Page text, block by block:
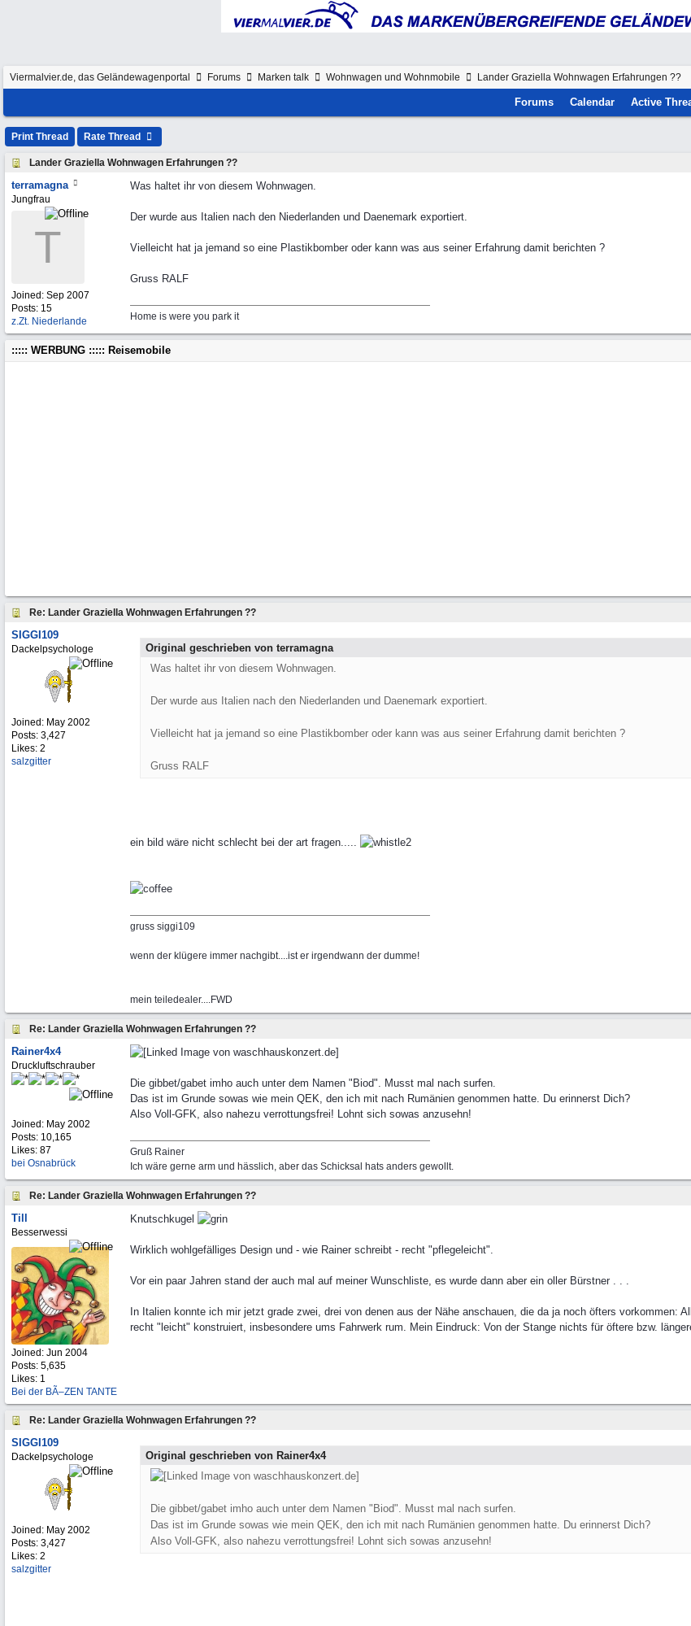
Viermalvier.de, das Geländewagenportal Forums Marken talk Wohnwagen und Wohnmobile Lander Graziella Wohnwagen Erfahrungen ??
Forums Calendar Active
Print Thread Rate Thread
Lander Graziella Wohnwagen Erfahrungen ??
terramagna
Jungfrau
T
Joined: Sep 2007
Posts: 15
z.Zt. Niederlande
Was haltet ihr von diesem Wohnwagen.
Der wurde aus Italien nach den Niederlanden und Daenemark exportiert.
Vielleicht hat ja jemand so eine Plastikbomber oder kann was aus seiner Erfahrung damit berichten ?
Gruss RALF
Home is were you park it
::::: WERBUNG ::::: Reisemobile
Re: Lander Graziella Wohnwagen Erfahrungen ??
SIGGI109
Dackelpsychologe
Joined: May 2002
Posts: 3,427
Likes: 2
salzgitter
Original geschrieben von terramagna
Was haltet ihr von diesem Wohnwagen.
Der wurde aus Italien nach den Niederlanden und Daenemark exportiert.
Vielleicht hat ja jemand so eine Plastikbomber oder kann was aus seiner Erfahrung damit berichten ?
Gruss RALF
ein bild wäre nicht schlecht bei der art fragen.....
gruss siggi109
wenn der klügere immer nachgibt....ist er irgendwann der dumme!
mein teiledealer....FWD
Re: Lander Graziella Wohnwagen Erfahrungen ??
Rainer4x4
Druckluftschrauber
Joined: May 2002
Posts: 10,165
Likes: 87
bei Osnabrück
Die gibbet/gabet imho auch unter dem Namen "Biod". Musst mal nach surfen.
Das ist im Grunde sowas wie mein QEK, den ich mit nach Rumänien genommen hatte. Du erinnerst Dich?
Also Voll-GFK, also nahezu verrottungsfrei! Lohnt sich sowas anzusehn!
Gruß Rainer
Ich wäre gerne arm und hässlich, aber das Schicksal hats anders gewollt.
Re: Lander Graziella Wohnwagen Erfahrungen ??
Till
Besserwessi
Joined: Jun 2004
Posts: 5,635
Likes: 1
Bei der BÃ–ZEN TANTE
Knutschkugel
Wirklich wohlgefälliges Design und - wie Rainer schreibt - recht "pflegeleicht".
Vor ein paar Jahren stand der auch mal auf meiner Wunschliste, es wurde dann aber ein oller Bürstner . . .
In Italien konnte ich mir jetzt grade zwei, drei von denen aus der Nähe anschauen, die da ja noch öfters vorkommen:
recht "leicht" konstruiert, insbesondere ums Fahrwerk rum. Mein Eindruck: Von der Stange nichts für öftere bzw.
Re: Lander Graziella Wohnwagen Erfahrungen ??
SIGGI109
Dackelpsychologe
Joined: May 2002
Posts: 3,427
Likes: 2
salzgitter
Original geschrieben von Rainer4x4
Die gibbet/gabet imho auch unter dem Namen "Biod". Musst mal nach surfen.
Das ist im Grunde sowas wie mein QEK, den ich mit nach Rumänien genommen hatte. Du erinnerst Dich?
Also Voll-GFK, also nahezu verrottungsfrei! Lohnt sich sowas anzusehn!